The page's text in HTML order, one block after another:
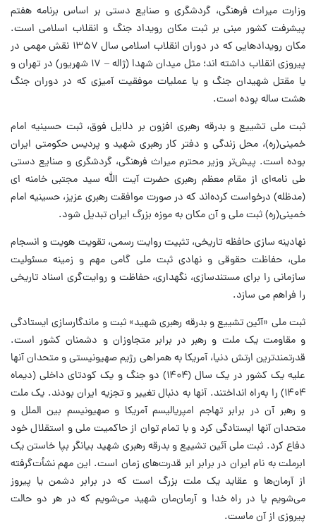
وزارت میراث فرهنگی، گردشگری و صنایع دستی بر اساس برنامه هفتم
پیشرفت کشور مبنی بر ثبت مکان رویداد جنگ و انقلاب اسلامی است.
مکان رویدادهایی که در دوران انقلاب اسلامی سال ۱۳۵۷ نقش مهمی در
پیروزی انقلاب داشته اند؛ مثل میدان شهدا (ژاله – ۱۷ شهریور) در تهران و
یا مقتل شهیدان جنگ و یا عملیات موفقیت آمیزی که در دوران جنگ
هشت ساله بوده است.
ثبت ملی تشییع و بدرقه رهبری افزون بر دلایل فوق، ثبت حسینیه امام
خمینی(ره)، محل زندگی و دفتر کار رهبری شهید و پردیس حکومتی ایران
بوده است. پیش‌تر وزیر محترم میراث فرهنگی، گردشگری و صنایع دستی
طی نامه‌ای از مقام معظم رهبری حضرت آیت الله سید مجتبی خامنه ای
(مدظله) درخواست کرده‌اند که در صورت موافقت رهبری عزیز، حسینیه امام
خمینی(ره) ثبت ملی و آن مکان به موزه بزرگ ایران تبدیل شود.
نهادینه سازی حافظه تاریخی، تثبیت روایت رسمی، تقویت هویت و انسجام
ملی، حفاظت حقوقی و نهادی ثبت ملی گامی مهم و زمینه مسئولیت
سازمانی را برای مستندسازی، نگهداری، حفاظت و روایت‌گری اسناد تاریخی
را فراهم می سازد.
ثبت ملی «آئین تشییع و بدرقه رهبری شهید» ثبت و ماندگارسازی ایستادگی
و مقاومت یک ملت و رهبر در برابر متجاوزان و دشمنان کشور است.
قدرتمندترین ارتش دنیا، آمریکا به همراهی رژیم صهیونیستی و متحدان آنها
علیه یک کشور در یک سال (۱۴۰۴) دو جنگ و یک کودتای داخلی (دیماه
۱۴۰۴) را به‌راه انداختند. آنها به دنبال تغییر و تجزیه ایران بودند. یک ملت
و رهبر آن در برابر تهاجم امپریالیسم آمریکا و صهیونیسم بین الملل و
متحدان آنها ایستادگی کرد و با تمام توان از حاکمیت ملی و استقلال خود
دفاع کرد. ثبت ملی آئین تشییع و بدرقه رهبری شهید بیانگر بپا خاستن یک
ابرملت به نام ایران در برابر ابر قدرت‌های زمان است. این مهم نشأت‌گرفته
از آرمان‌ها و عقاید یک ملت بزرگ است که در برابر دشمن یا پیروز
می‌شویم یا در راه خدا و آرمان‌مان شهید می‌شویم که در هر دو حالت
پیروزی از آن ماست.